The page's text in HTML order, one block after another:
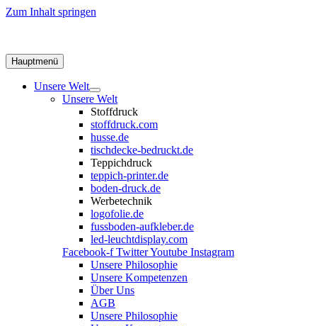
Zum Inhalt springen
Hauptmenü
Unsere Welt
Unsere Welt
Stoffdruck
stoffdruck.com
husse.de
tischdecke-bedruckt.de
Teppichdruck
teppich-printer.de
boden-druck.de
Werbetechnik
logofolie.de
fussboden-aufkleber.de
led-leuchtdisplay.com
Facebook-f TwitterYoutube Instagram
Unsere Philosophie
Unsere Kompetenzen
Über Uns
AGB
Unsere Philosophie